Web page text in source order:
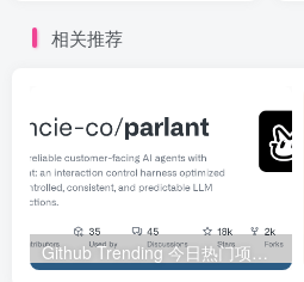
相关推荐
Github Trending 今日热门项目 | 2025-09-06